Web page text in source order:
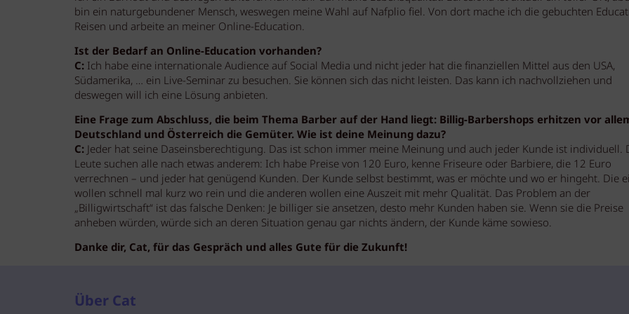
bin ein naturgebundener Mensch, weswegen meine Wahl auf Nafplio fiel. Von dort mache ich die gebuchten
Reisen und arbeite an meiner Online-Education.
Ist der Bedarf an Online-Education vorhanden?
C: Ich habe eine internationale Audience auf Social Media und nicht jeder hat die finanziellen Mittel aus den USA,
Südamerika, … ein Live-Seminar zu besuchen. Sie können sich das nicht leisten. Das kann ich nachvollziehen und
deswegen will ich eine Lösung anbieten.
Eine Frage zum Abschluss, die beim Thema Barber auf der Hand liegt: Billig-Barbershops erhitzen vor
Deutschland und Österreich die Gemüter. Wie ist deine Meinung dazu?
C:Jeder hat seine Daseinsberechtigung. Das ist schon immer meine Meinung und auch jeder Kunde ist individuell.
Leute suchen alle nach etwas anderem: Ich habe Preise von 120 Euro, kenne Friseure oder Barbiere, die 12 Euro
verrechnen – und jeder hat genügend Kunden. Der Kunde selbst bestimmt, was er möchte und wo er hingeht. Die
wollen schnell mal kurz wo rein und die anderen wollen eine Auszeit mit mehr Qualität. Das Problem an der
„Billigwirtschaft“ ist das falsche Denken: Je billiger sie ansetzen, desto mehr Kunden haben sie. Wenn sie die Preise
anheben würden, würde sich an deren Situation genau gar nichts ändern, der Kunde käme sowieso.
Danke dir, Cat, für das Gespräch und alles Gute für die Zukunft!
Über Cat